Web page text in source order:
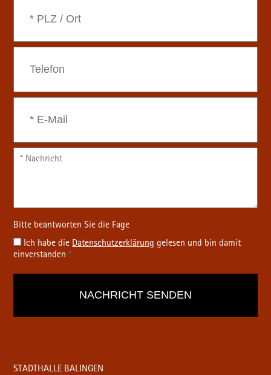
Ich habe die Datenschutz­erklärung gelesen und bin damit
einverstanden*
STADTHALLE BALINGEN